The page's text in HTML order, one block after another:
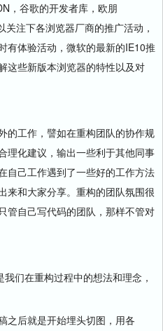
，谷歌的开发者库，欧朋
关注下各浏览器厂商的推广活动，
有体验活动，微软的最新的IE10推
这些新版本浏览器的特性以及对
工作，譬如在重构团队的协作规
理化建议，输出一些利于其他同事
自己工作遇到了一些好的工作方法
来和大家分享。重构的团队氛围很
管自己写代码的团队，那样不管对
们在重构过程中的想法和理念，
后就是开始埋头切图，用各